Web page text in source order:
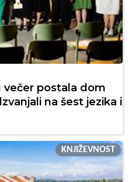
večer postala dom
na šest jezika i
KNJIŽEVNOST